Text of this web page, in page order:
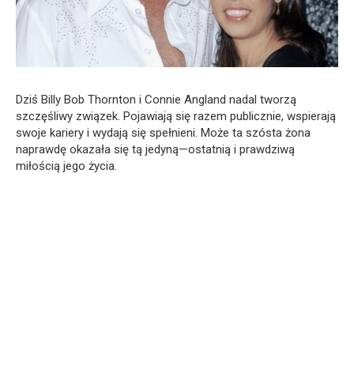
Dziś Billy Bob Thornton i Connie Angland nadal tworzą
szczęśliwy związek. Pojawiają się razem publicznie, wspierają
swoje kariery i wydają się spełnieni. Może ta szósta żona
naprawdę okazała się tą jedyną—ostatnią i prawdziwą
miłością jego życia.